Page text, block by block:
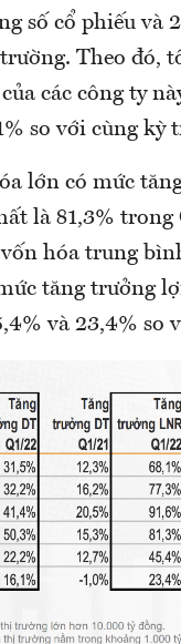
số cổ phiếu và
Theo đó,
các công ty
so với cùng kỳ
lớn có mức
là 81,3%
hóa trung
tăng trưởng
và 23,4% so